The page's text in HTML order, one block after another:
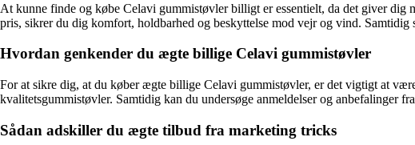
At kunne finde og købe Celavi gummistøvler billigt er essentielt, da det giver
pris, sikrer du dig komfort, holdbarhed og beskyttelse mod vejr og vind.
Hvordan genkender du ægte billige Celavi gummistøvler
For at sikre dig, at du køber ægte billige Celavi gummistøvler, er det vigtigt at
kvalitetsgummistøvler. Samtidig kan du undersøge anmeldelser og anbefalinger
Sådan adskiller du ægte tilbud fra marketing tricks